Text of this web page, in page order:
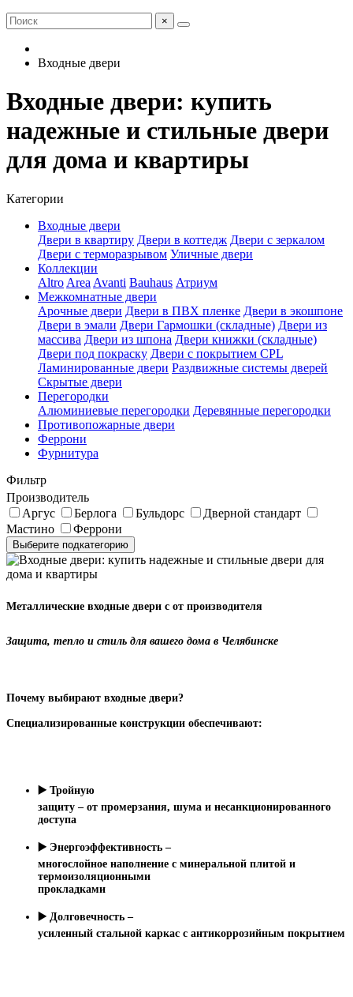
×
Входные двери
Входные двери: купить
надежные и стильные двери
для дома и квартиры
Категории
Входные двери
Двери в квартиру Двери в коттедж Двери с зеркалом
Двери с терморазрывом Уличные двери
Коллекции
Altro Area Avanti Bauhaus Атриум
Межкомнатные двери
Арочные двери Двери в ПВХ пленке Двери в экошпоне
Двери в эмали Двери Гармошки (складные) Двери из
массива Двери из шпона Двери книжки (складные)
Двери под покраску Двери с покрытием CPL
Ламинированные двери Раздвижные системы дверей
Скрытые двери
Перегородки
Алюминиевые перегородки Деревянные перегородки
Противопожарные двери
Феррони
Фурнитура
Фильтр
Производитель
Аргус
Берлога Бульдорс
Дверной стандарт
Мастино
Феррони
Выберите подкатегорию
Металлические входные двери с от производителя
Защита, тепло и стиль для вашего дома в Челябинске
Почему выбирают входные двери?
Специализированные конструкции обеспечивают:
▶ ️ Тройную
защиту – от промерзания, шума и несанкционированного
доступа
▶ ️ Энергоэффективность –
многослойное наполнение с минеральной плитой и
термоизоляционными
прокладками
▶ ️ Долговечность –
усиленный стальной каркас с антикоррозийным покрытием